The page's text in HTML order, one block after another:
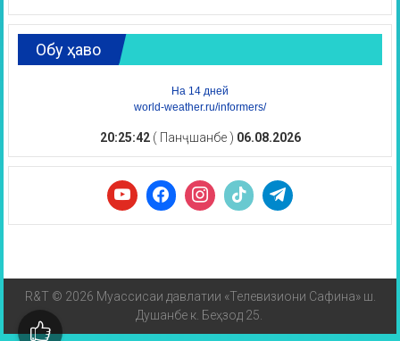
Обу ҳаво
На 14 дней
world-weather.ru/informers/
20:25:42( Панҷшанбе ) 06.08.2026
R&T © 2026 Муассисаи давлатии «Телевизиони Сафина» ш.
Душанбе к. Беҳзод 25.